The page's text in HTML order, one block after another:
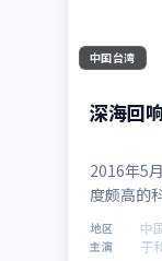
中国台湾
深海回
2016年5
度颇高的
于和伟、
雨在群像
地区 中
主演
于